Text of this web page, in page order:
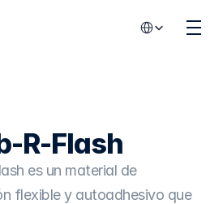
R-Flash
es un material de
flexible y autoadhesivo que